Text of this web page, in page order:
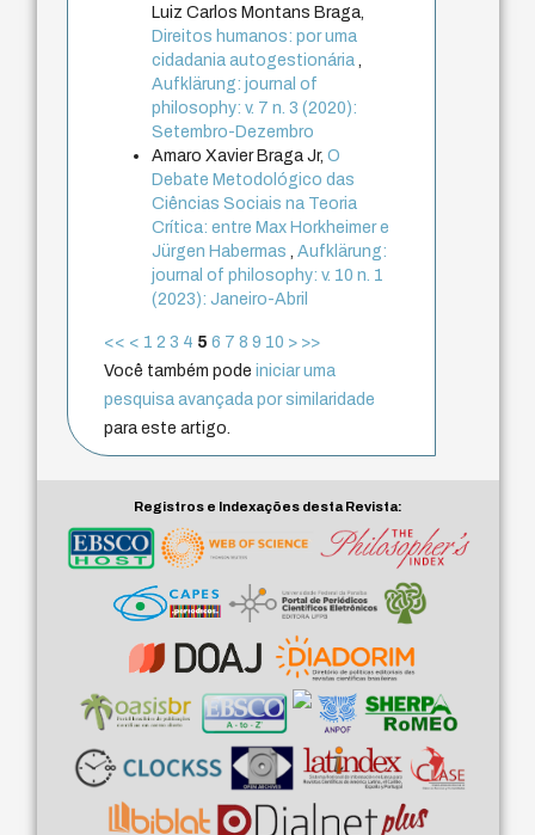
Luiz Carlos Montans Braga,
Direitos humanos: por uma
cidadania autogestionária,
Aufklärung: journal of
philosophy: v. 7 n. 3 (2020):
Setembro-Dezembro
Amaro Xavier Braga Jr,O
Debate Metodológico das
Ciências Sociais na Teoria
Crítica: entre Max Horkheimer e
Jürgen Habermas,Aufklärung:
journal of philosophy: v. 10 n. 1
(2023): Janeiro-Abril
<< < 1 2 3 4 5 6 7 8 9 10 > >>
Você também podeiniciar uma
pesquisa avançada por similaridade
para este artigo.
Registros e Indexações desta Revista: